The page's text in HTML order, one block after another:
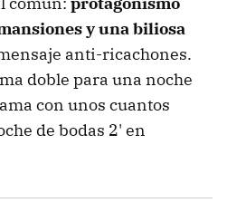
y una biliosa
anti-ricachones.
doble para una noche
con unos cuantos
de bodas 2' en